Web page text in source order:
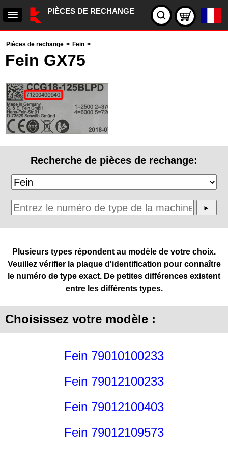
PIÈCES DE RECHANGE
Pièces de rechange > Fein >
Fein GX75
Recherche de pièces de rechange:
Plusieurs types répondent au modèle de votre choix.
Veuillez vérifier la plaque d'identification pour connaître
le numéro de type exact. De petites différences existent
entre les différents types.
Choisissez votre modèle :
Fein 79010100233
Fein 79012100233
Fein 79012100403
Fein 79012109573